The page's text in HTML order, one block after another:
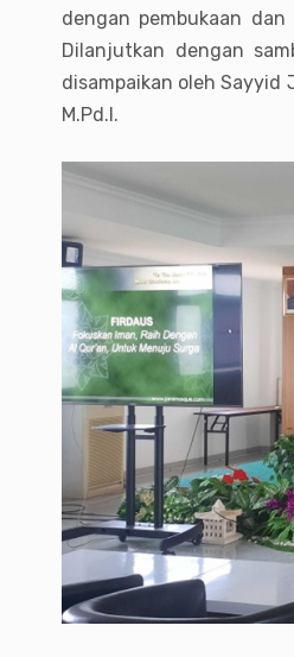
dengan pembukaan
Dilanjutkan dengan
disampaikan oleh Sayyid
M.Pd.I.